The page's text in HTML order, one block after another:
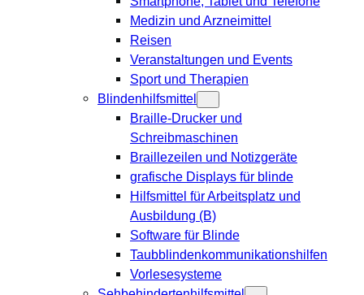
Medizin und Arzneimittel
Reisen
Veranstaltungen und Events
Sport und Therapien
Blindenhilfsmittel
Braille-Drucker und
Schreibmaschinen
Braillezeilen und Notizgeräte
grafische Displays für blinde
Hilfsmittel für Arbeitsplatz und
Ausbildung (B)
Software für Blinde
Taubblindenkommunikationshilfen
Vorlesesysteme